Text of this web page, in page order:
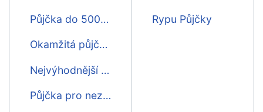
Půjčka do 5000 bez potvrzování příjmu
Okamžitá půjčka bez potvrzování příjmu
Nejvýhodnější půjčka bez potvrzování příjmu
Půjčka pro nezaměstnané bez potvrzování příjmu
Rypu Půjčky